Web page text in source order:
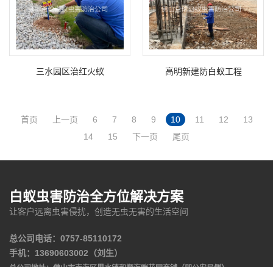
三水园区治红火蚁 高明新建防白蚁工程
首页 上一页 6 7 8 9 10 11 12
13
14
15 下一页 尾页
白蚁虫害防治全方位解决方案
让客户远离虫害侵扰，创造无虫无害的生活空间
总公司电话：0757-85110172
手机：13690603002（刘生）